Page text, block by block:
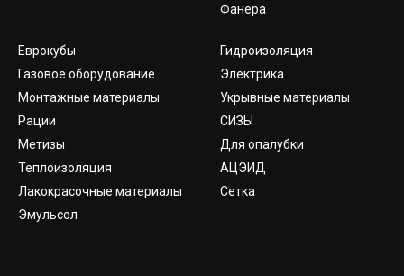
Фанера
Еврокубы
Газовое оборудование
Монтажные материалы
Рации
Метизы
Теплоизоляция
Лакокрасочные материалы
Эмульсол
Гидроизоляция
Электрика
Укрывные материалы
СИЗЫ
Для опалубки
АЦЭИД
Сетка